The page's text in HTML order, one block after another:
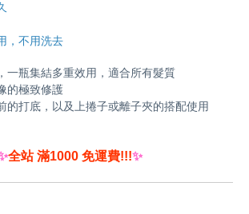
，不用洗去
一瓶集結多重效用，適合所有髮質
的極致修護
的打底，以及上捲子或離子夾的搭配使用
全站 滿1000 免運費!!!✨